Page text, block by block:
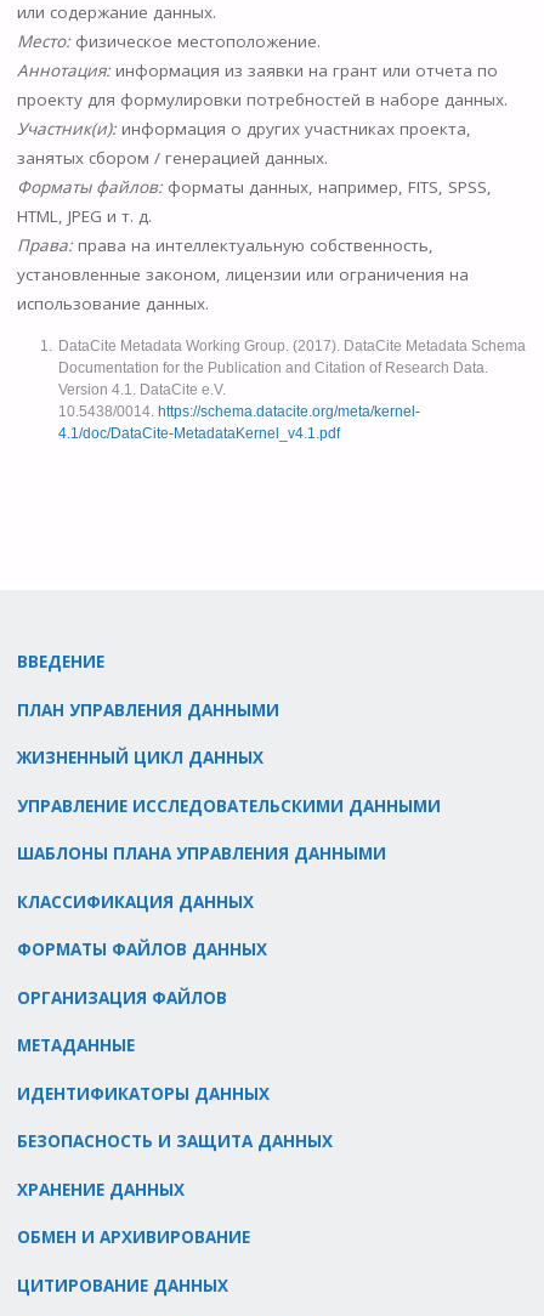
или содержание данных.
Место:физическое местоположение.
Аннотация:информация из заявки на грант или отчета по
проекту для формулировки потребностей в наборе данных.
Участник(и):информация о других участниках проекта,
занятых сбором / генерацией данных.
Форматы файлов:форматы данных, например, FITS, SPSS,
HTML, JPEG и т. д.
Права:права на интеллектуальную собственность,
установленные законом, лицензии или ограничения на
использование данных.
DataCite Metadata Working Group. (2017). DataCite Metadata Schema
Documentation for the Publication and Citation of Research Data.
Version 4.1. DataCite e.V.
10.5438/0014. https://schema.datacite.org/meta/kernel-
4.1/doc/DataCite-MetadataKernel_v4.1.pdf
ВВЕДЕНИЕ
ПЛАН УПРАВЛЕНИЯ ДАННЫМИ
ЖИЗНЕННЫЙ ЦИКЛ ДАННЫХ
УПРАВЛЕНИЕ ИССЛЕДОВАТЕЛЬСКИМИ ДАННЫМИ
ШАБЛОНЫ ПЛАНА УПРАВЛЕНИЯ ДАННЫМИ
КЛАССИФИКАЦИЯ ДАННЫХ
ФОРМАТЫ ФАЙЛОВ ДАННЫХ
ОРГАНИЗАЦИЯ ФАЙЛОВ
МЕТАДАННЫЕ
ИДЕНТИФИКАТОРЫ ДАННЫХ
БЕЗОПАСНОСТЬ И ЗАЩИТА ДАННЫХ
ХРАНЕНИЕ ДАННЫХ
ОБМЕН И АРХИВИРОВАНИЕ
ЦИТИРОВАНИЕ ДАННЫХ